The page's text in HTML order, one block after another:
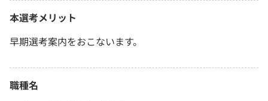
本選考メリット
早期選考案内をおこないます。
職種名